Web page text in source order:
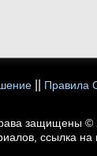
Правила
защищены ©
ссылка на